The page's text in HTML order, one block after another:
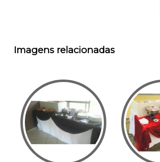
Imagens relacionadas